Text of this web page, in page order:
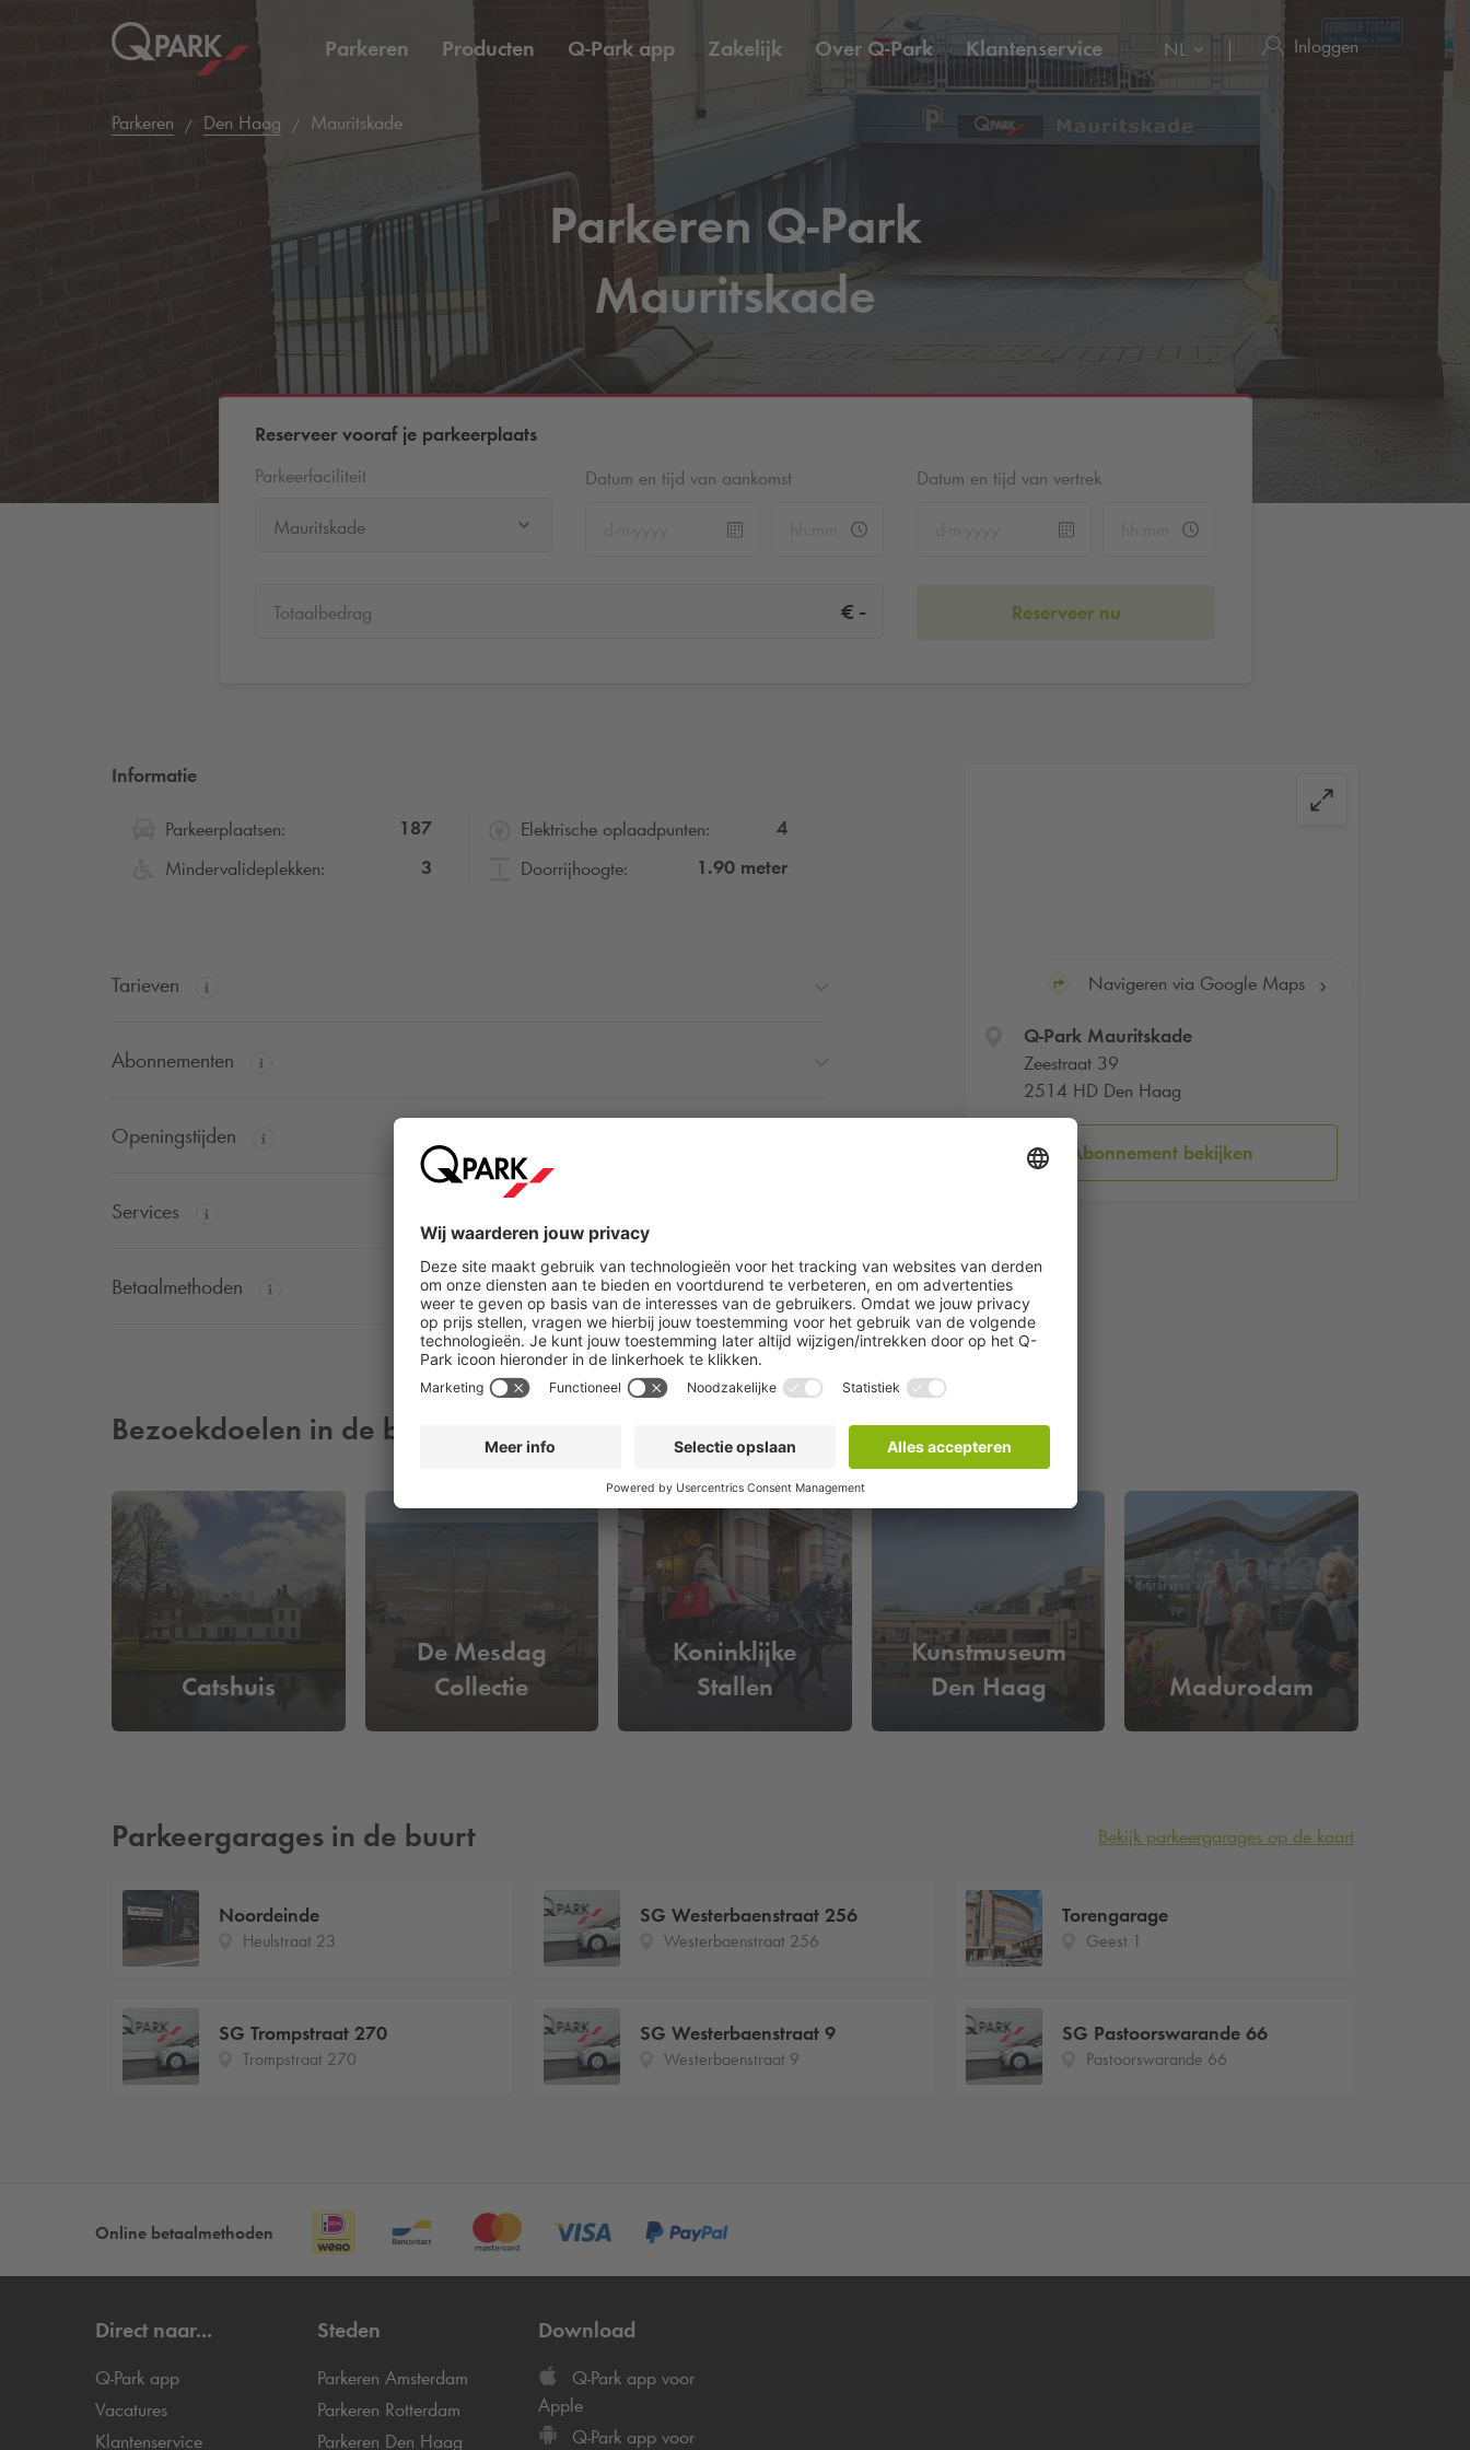
Parkeren Producten Q-Park app Zakelijk Over Q-Park Klantenservice NL Inloggen
Parkeren Den Haag Mauritskade
Parkeren Q-Park
Mauritskade
Reserveer vooraf je parkeerplaats
Parkeerfaciliteit
Mauritskade
Datum en tijd van aankomst Datum en tijd van vertrek
Totaalbedrag € - Reserveer nu
Navigeren via Google Maps
Q-ParkMauritskade
Zeestraat 39
2514 HD Den Haag
Abonnement bekijken
Informatie
Parkeerplaatsen:
187
Mindervalideplekken:
3
Elektrische oplaadpunten:
4
Doorrijhoogte:
1.90 meter
Tarieven
Abonnementen
Openingstijden
Services
Betaalmethoden
Bezoekdoelen in de buurt
Catshuis
De Mesdag
Collectie
Koninklijke
Stallen
Kunstmuseum
Den Haag
Madurodam
Parkeergarages in de buurt Bekijk parkeergarages op de kaart
Noordeinde
Heulstraat 23
SG Trompstraat 270
Trompstraat 270
SG Westerbaenstraat 256
Westerbaenstraat 256
SG Westerbaenstraat 9
Westerbaenstraat 9
Torengarage
Geest 1
SG Pastoorswarande 66
Pastoorswarande 66
Online betaalmethoden
Direct naar...
Q-Park app
Vacatures
Klantenservice
Steden
Parkeren Amsterdam
Parkeren Rotterdam
Parkeren Den Haag
Download
Q-Park app voor
Apple
Q-Park app voor